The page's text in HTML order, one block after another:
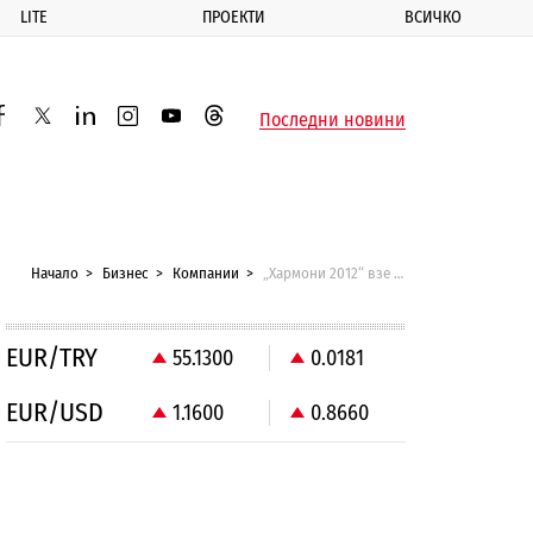
LITE ПРОЕКТИ ВСИЧКО
twitterlinkedininstagram
youtubethreadsПоследни новини
Начало Бизнес Компании „Хармони 2012“ взе ОЦК
EUR/TRY 55.1300 0.0181
EUR/USD 1.1600 0.8660